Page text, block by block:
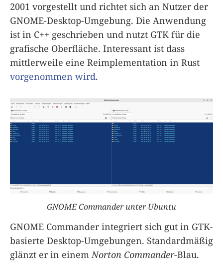
2001 vorgestellt und richtet sich an Nutzer der
GNOME-Desktop-Umgebung. Die Anwendung
ist in C++ geschrieben und nutzt GTK für die
grafische Oberfläche. Interessant ist dass
mittlerweile eine Reimplementation in Rust
vorgenommen wird.
GNOME Commander unter Ubuntu
GNOME Commander integriert sich gut in GTK-
basierte Desktop-Umgebungen. Standardmäßig
glänzt er in einemNorton Commander-Blau.